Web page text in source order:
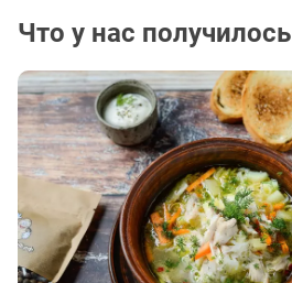
Что у нас получилось